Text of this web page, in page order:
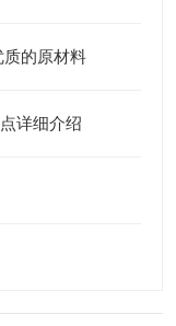
的原材料
详细介绍